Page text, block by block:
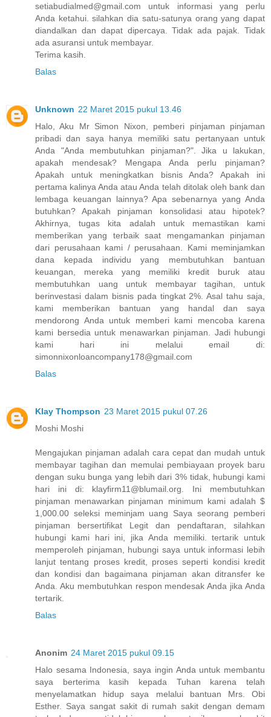
setiabudialmed@gmail.com untuk informasi yang perlu
Anda ketahui. silahkan dia satu-satunya orang yang dapat
diandalkan dan dapat dipercaya. Tidak ada pajak. Tidak
ada asuransi untuk membayar.
Terima kasih.
Balas
Unknown 22 Maret 2015 pukul 13.46
Halo, Aku Mr Simon Nixon, pemberi pinjaman pinjaman
pribadi dan saya hanya memiliki satu pertanyaan untuk
Anda "Anda membutuhkan pinjaman?". Jika u lakukan,
apakah mendesak? Mengapa Anda perlu pinjaman?
Apakah untuk meningkatkan bisnis Anda? Apakah ini
pertama kalinya Anda atau Anda telah ditolak oleh bank dan
lembaga keuangan lainnya? Apa sebenarnya yang Anda
butuhkan? Apakah pinjaman konsolidasi atau hipotek?
Akhirnya, tugas kita adalah untuk memastikan kami
memberikan yang terbaik saat mengamankan pinjaman
dari perusahaan kami / perusahaan. Kami meminjamkan
dana kepada individu yang membutuhkan bantuan
keuangan, mereka yang memiliki kredit buruk atau
membutuhkan uang untuk membayar tagihan, untuk
berinvestasi dalam bisnis pada tingkat 2%. Asal tahu saja,
kami memberikan bantuan yang handal dan saya
mendorong Anda untuk memberi kami mencoba karena
kami bersedia untuk menawarkan pinjaman. Jadi hubungi
kami hari ini melalui email di:
simonnixonloancompany178@gmail.com
Balas
Klay Thompson 23 Maret 2015 pukul 07.26
Moshi Moshi
Mengajukan pinjaman adalah cara cepat dan mudah untuk
membayar tagihan dan memulai pembiayaan proyek baru
dengan suku bunga yang lebih dari 3% tidak, hubungi kami
hari ini di: klayfirm11@blumail.org. Ini membutuhkan
pinjaman menawarkan pinjaman minimum kami adalah $
1,000.00 seleksi meminjam uang Saya seorang pemberi
pinjaman bersertifikat Legit dan pendaftaran, silahkan
hubungi kami hari ini, jika Anda memiliki. tertarik untuk
memperoleh pinjaman, hubungi saya untuk informasi lebih
lanjut tentang proses kredit, proses seperti kondisi kredit
dan kondisi dan bagaimana pinjaman akan ditransfer ke
Anda. Aku membutuhkan respon mendesak Anda jika Anda
tertarik.
Balas
Anonim 24 Maret 2015 pukul 09.15
Halo sesama Indonesia, saya ingin Anda untuk membantu
saya berterima kasih kepada Tuhan karena telah
menyelamatkan hidup saya melalui bantuan Mrs. Obi
Esther. Saya sangat sakit di rumah sakit dengan demam